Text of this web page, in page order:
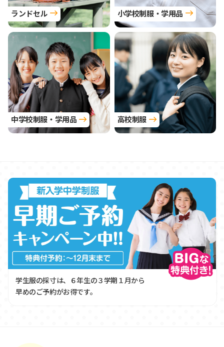
ランドセル 小学校制服・学用品
中学校制服・学用品 高校制服
学生服の採寸は、６年生の３学期１月から
早めのご予約がお得です。